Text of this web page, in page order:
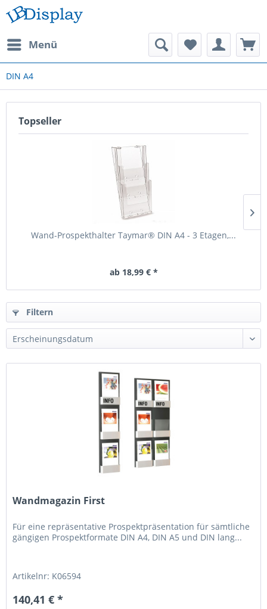
Menü
DIN A4
Topseller
Wand-Prospekthalter Taymar® DIN A4 - 3 Etagen,...
ab 18,99 € *
Filtern
Wandmagazin First
Für eine repräsentative Prospektpräsentation für sämtliche
gängigen Prospektformate DIN A4, DIN A5 und DIN lang...
Artikelnr: K06594
140,41 € *